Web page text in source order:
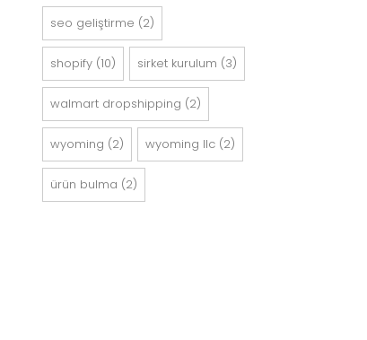
seo geli̇şti̇rme (2)
shopify (10) sirket kurulum (3)
walmart dropshipping (2)
wyoming (2) wyoming llc (2)
ürün bulma (2)